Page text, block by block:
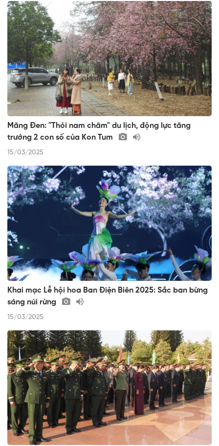
Măng Đen: "Thỏi nam châm" du lịch, động lực tăng
trưởng 2 con số của Kon Tum
15/03/2025
Khai mạc Lễ hội hoa Ban Điện Biên 2025: Sắc ban bừng
sáng núi rừng
15/03/2025